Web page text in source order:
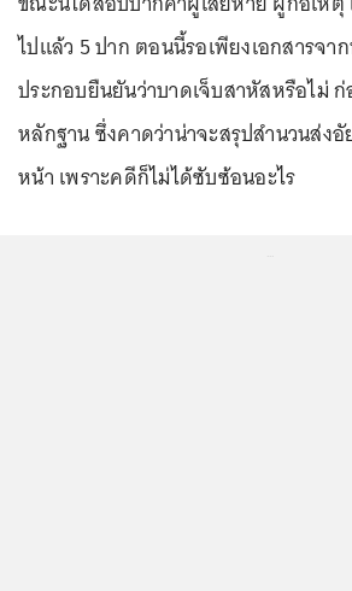
ไปแล้ว 5 ปาก ตอนนี้รอเพียงเอกสารจา
ประกอบยืนยันว่าบาดเจ็บสาหัสหรือไม่
หลักฐาน ซึ่งคาดว่าน่าจะสรุปสำนวนส่ง
หน้า เพราะคดีก็ไม่ได้ซับซ้อนอะไร